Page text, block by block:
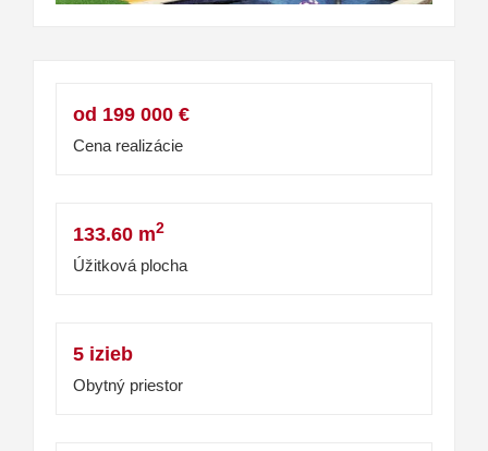
od 199 000 €
Cena realizácie
133.60 m2
Úžitková plocha
5 izieb
Obytný priestor